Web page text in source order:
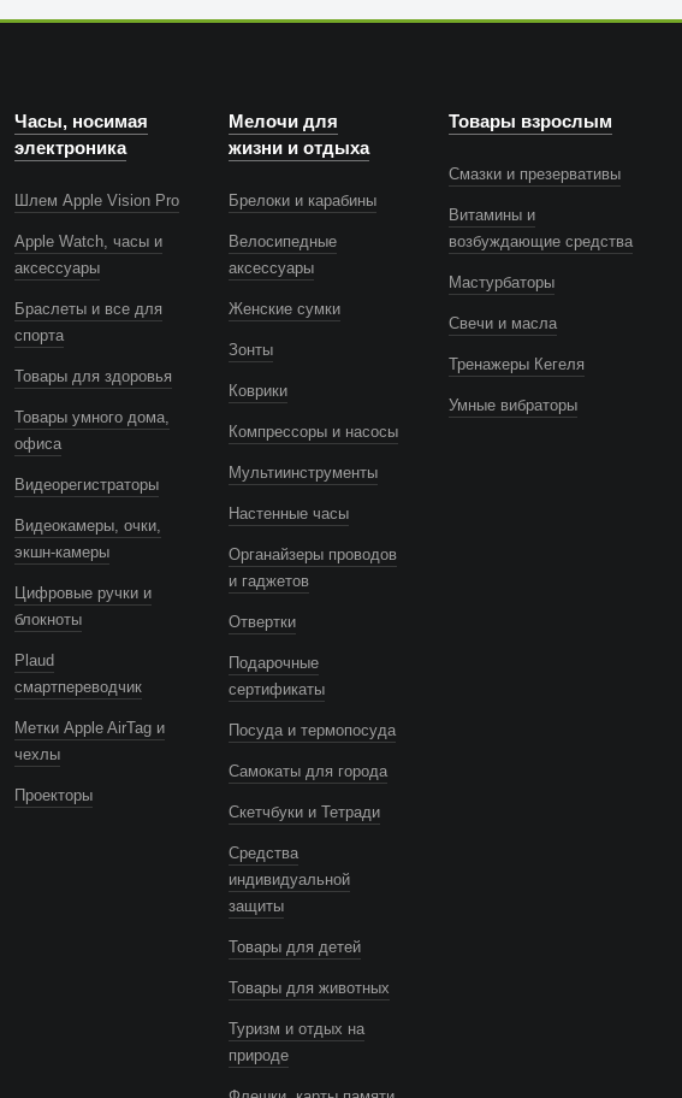
Часы, носимая
электроника
Шлем Apple Vision Pro
Apple Watch, часы и
аксессуары
Браслеты и все для
спорта
Товары для здоровья
Товары умного дома,
офиса
Видеорегистраторы
Видеокамеры, очки,
экшн-камеры
Цифровые ручки и
блокноты
Plaud
смартпереводчик
Метки Apple AirTag и
чехлы
Проекторы
Мелочи для
жизни и отдыха
Брелоки и карабины
Велосипедные
аксессуары
Женские сумки
Зонты
Коврики
Компрессоры и насосы
Мультиинструменты
Настенные часы
Органайзеры проводов
и гаджетов
Отвертки
Подарочные
сертификаты
Посуда и термопосуда
Самокаты для города
Скетчбуки и Тетради
Средства
индивидуальной
защиты
Товары для детей
Товары для животных
Туризм и отдых на
природе
Товары взрослым
Смазки и презервативы
Витамины и
возбуждающие средства
Мастурбаторы
Свечи и масла
Тренажеры Кегеля
Умные вибраторы